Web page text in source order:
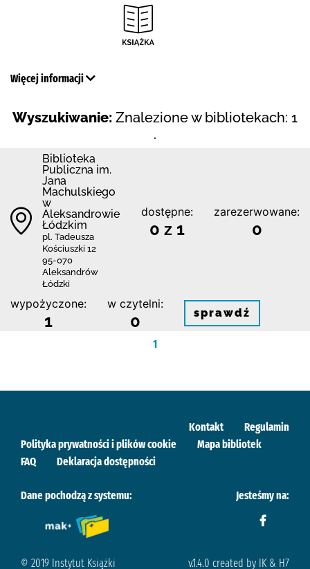
Więcej informacji
Wyszukiwanie: Znalezione w bibliotekach: 1
.
Biblioteka
Publiczna im.
Jana
Machulskiego
w
Aleksandrowie
Łódzkim
pl. Tadeusza
Kościuszki 12
95-070
Aleksandrów
Łódzki
dostępne:
0 z 1
zarezerwowane:
0
wypożyczone:
1
w czytelni:
0 sprawdź
1
Kontakt
Regulamin
Polityka prywatności i plików cookie
Mapa bibliotek
FAQ
Deklaracja dostępności
Dane pochodzą z systemu: Jesteśmy na:
© 2019 Instytut Książki v.1.4.0 created by IK & H7